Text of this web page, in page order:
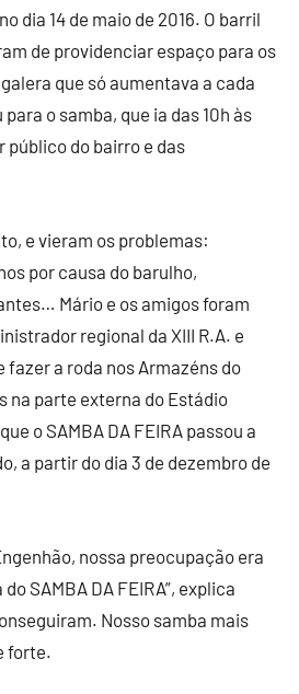
dia 14 de maio de 2016. O barril
de providenciar espaço para os
que só aumentava a cada
o samba, que ia das 10h às
público do bairro e das
e vieram os problemas:
por causa do barulho,
Mário e os amigos foram
regional da XIII R.A. e
a roda nos Armazéns do
na parte externa do Estádio
o SAMBA DA FEIRA passou a
a partir do dia 3 de dezembro de
nossa preocupação era
SAMBA DA FEIRA”, explica
Nosso samba mais
forte.